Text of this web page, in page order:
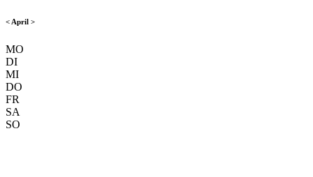
< April >
MO
DI
MI
DO
FR
SA
SO